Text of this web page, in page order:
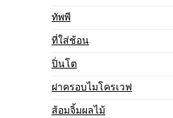
ทัพพี
ที่ใส่ช้อน
ปิ่นโต
ฝาครอบไมโครเวฟ
ส้อมจิ้มผลไม้